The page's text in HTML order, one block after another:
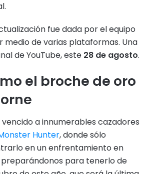
fue dada por el equipo
medio de varias plataformas. Una
de YouTube, este 28 de agosto.
el broche de oro
vencido a innumerables cazadores
Hunter, donde sólo
en un enfrentamiento en
para tenerlo de